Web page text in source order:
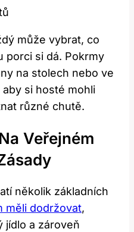
může vybrat, co
porci si dá. Pokrmy
na stolech nebo ve
si hosté mohli
různé chutě.
Veřejném
několik základních
měli dodržovat,
jídlo a zároveň